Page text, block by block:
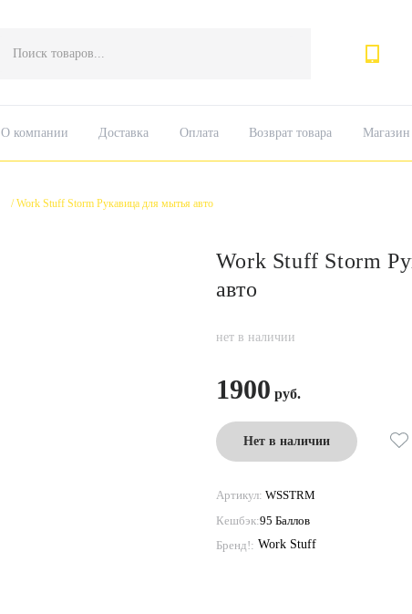
товаров
О компании Доставка Оплата Возврат товара Магазин
/Work Stuff Storm Рукавица для мытья авто
Work Stuff Storm
авто
нет в наличии
1900
Нет в наличии
Артикул: WSSTRM
Кешбэк:95 Баллов
Бренд!: Work Stuff